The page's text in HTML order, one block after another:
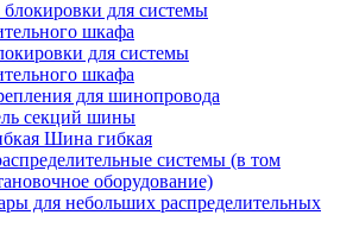
для системы
шкафа
для шинопровода
секций шины
Шина гибкая
системы (в том
оборудование)